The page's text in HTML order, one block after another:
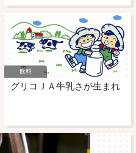
飲料
グリコＪＡ牛乳さが生まれ